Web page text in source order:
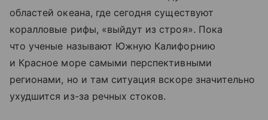
областей океана, где сегодня существуют
коралловые рифы, «выйдут из строя». Пока
что ученые называют Южную Калифорнию
и Красное море самыми перспективными
регионами, но и там ситуация вскоре значительно
ухудшится из-за речных стоков.